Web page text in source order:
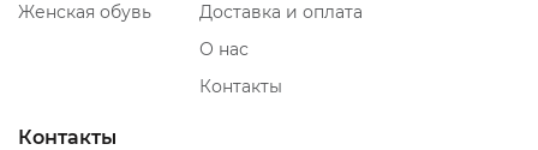
Женская обувь
Доставка и оплата
О нас
Контакты
Контакты